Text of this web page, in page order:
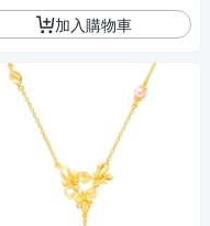
加入購物車